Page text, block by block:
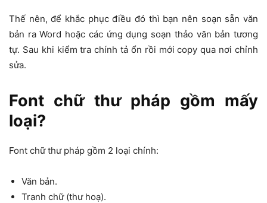
Thế nên, để khắc phục điều đó thì bạn nên soạn sẵn văn
bản ra Word hoặc các ứng dụng soạn thảo văn bản tương
tự. Sau khi kiểm tra chính tả ổn rồi mới copy qua nơi chỉnh
sửa.
Font chữ thư pháp gồm mấy
loại?
Font chữ thư pháp gồm 2 loại chính:
Văn bản.
Tranh chữ (thư hoạ).